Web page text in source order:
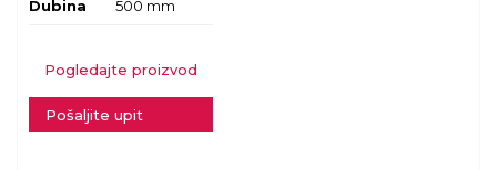
Dubina 500 mm
Pogledajte proizvod
Pošaljite upit